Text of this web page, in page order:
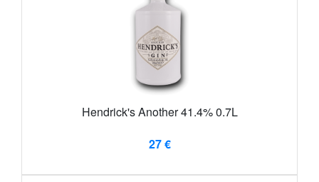
Hendrick's Another 41.4% 0.7L
27 €